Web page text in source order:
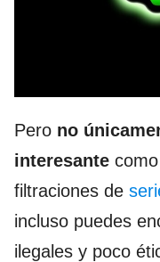
Pero no
interesante
filtraciones de
incluso puedes
ilegales y poco